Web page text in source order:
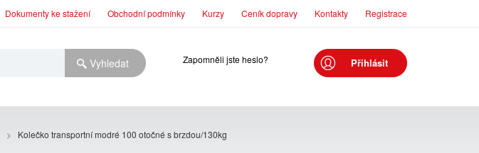
Přihlásit
Dokumenty ke stažení Obchodní podmínky Kurzy Ceník dopravy Kontakty Registrace
Zapomněli jste heslo?
> Kolečko transportní modré 100 otočné s brzdou/130kg